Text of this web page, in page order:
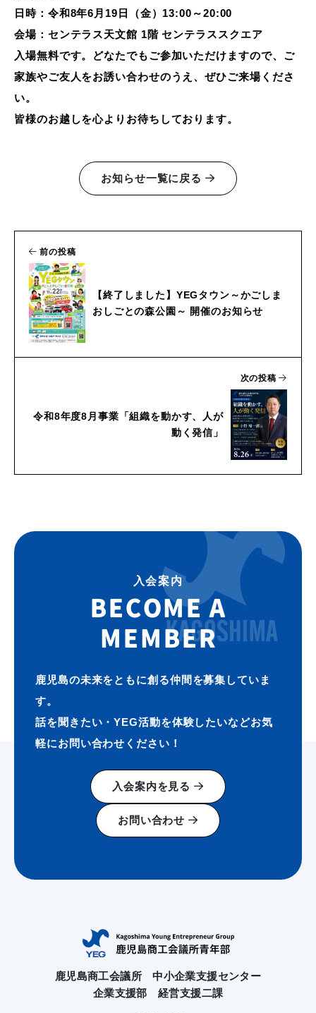
日時：令和8年6月19日（金）13:00～20:00
会場：センテラス天文館 1階 センテラススクエア
入場無料です。どなたでもご参加いただけますので、ご
家族やご友人をお誘い合わせのうえ、ぜひご来場くださ
い。
皆様のお越しを心よりお待ちしております。
お知らせ一覧に戻る
前の投稿
【終了しました】YEGタウン～かごしま
おしごとの森公園～ 開催のお知らせ
次の投稿
令和8年度8月事業「組織を動かす、人が
動く発信」
入会案内
BECOME A
MEMBER
鹿児島の未来をともに創る仲間を募集していま
す。
話を聞きたい・YEG活動を体験したいなどお気
軽にお問い合わせください！
入会案内を見る
お問い合わせ
鹿児島商工会議所 中小企業支援センター
企業支援部 経営支援二課